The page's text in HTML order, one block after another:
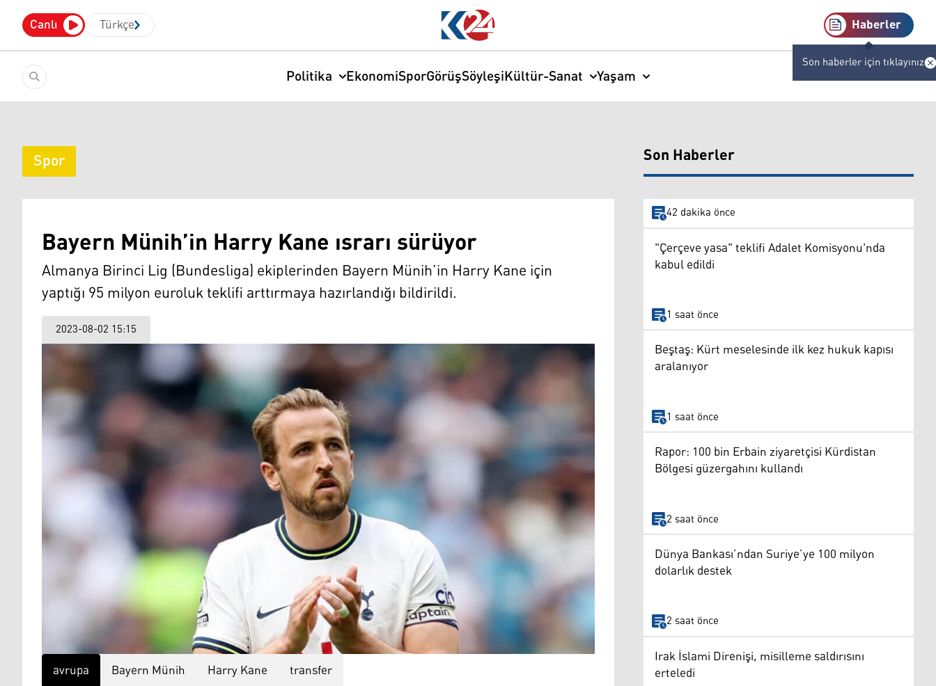
Canlı Türkçe Haberler
Son haberler için tıklayınız
Politika EkonomiSporGörüşSöyleşiKültür-Sanat Yaşam
Spor
Bayern Münih’in Harry Kane ısrarı sürüyor
Almanya Birinci Lig (Bundesliga) ekiplerinden Bayern Münih’in Harry Kane için
yaptığı 95 milyon euroluk teklifi arttırmaya hazırlandığı bildirildi.
2023-08-02 15:15
avrupa Bayern Münih Harry Kane transfer
Son Haberler
42 dakika önce
"Çerçeve yasa" teklifi Adalet Komisyonu'nda
kabul edildi
1 saat önce
Beştaş: Kürt meselesinde ilk kez hukuk kapısı
aralanıyor
1 saat önce
Rapor: 100 bin Erbain ziyaretçisi Kürdistan
Bölgesi güzergahını kullandı
2 saat önce
Dünya Bankası’ndan Suriye’ye 100 milyon
dolarlık destek
2 saat önce
Irak İslami Direnişi, misilleme saldırısını
erteledi